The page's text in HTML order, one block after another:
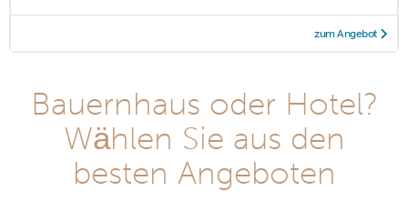
zum Angebot
Bauernhaus oder Hotel?
Wählen Sie aus den
besten Angeboten